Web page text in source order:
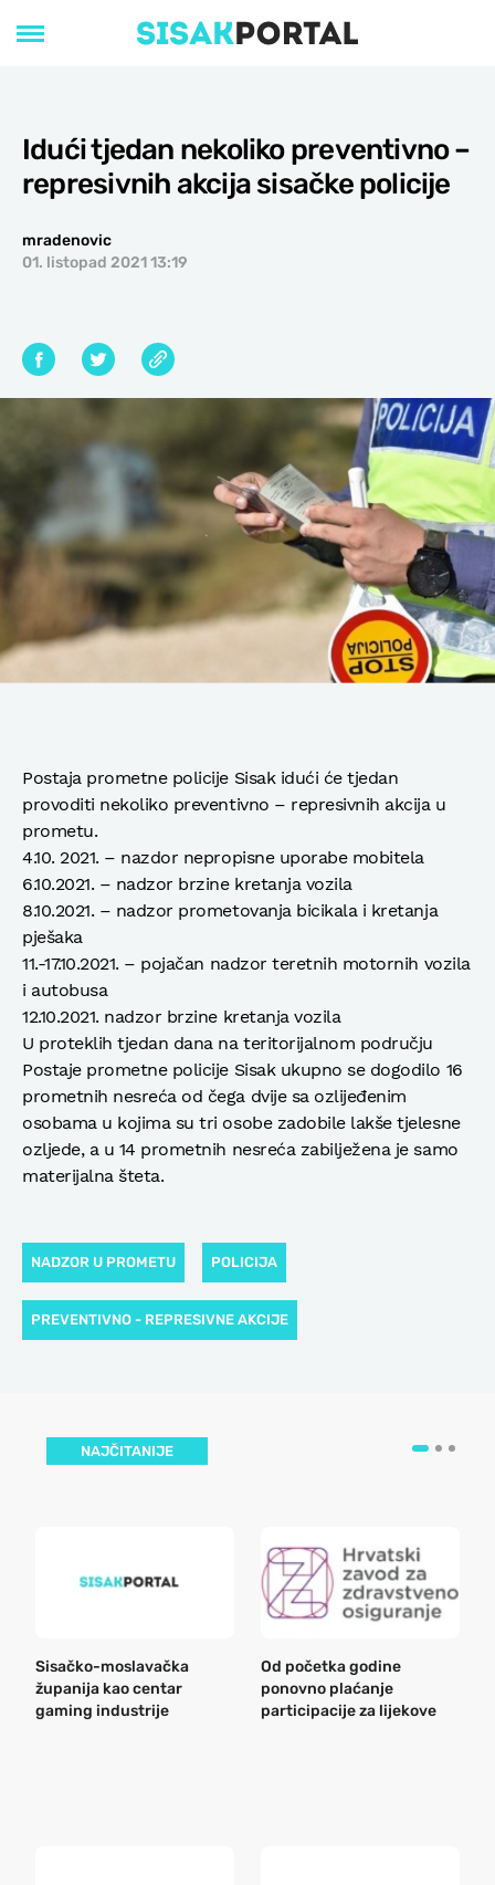
Idući tjedan nekoliko preventivno –
represivnih akcija sisačke policije
mradenovic
01. listopad 2021 13:19
Postaja prometne policije Sisak idući će tjedan
provoditi nekoliko preventivno – represivnih akcija u
prometu.
4.10. 2021. – nazdor nepropisne uporabe mobitela
6.10.2021. – nadzor brzine kretanja vozila
8.10.2021. – nadzor prometovanja bicikala i kretanja
pješaka
11.-17.10.2021. – pojačan nadzor teretnih motornih vozila
i autobusa
12.10.2021. nadzor brzine kretanja vozila
U proteklih tjedan dana na teritorijalnom području
Postaje prometne policije Sisak ukupno se dogodilo 16
prometnih nesreća od čega dvije sa ozlijeđenim
osobama u kojima su tri osobe zadobile lakše tjelesne
ozljede, a u 14 prometnih nesreća zabilježena je samo
materijalna šteta.
NADZOR U PROMETU POLICIJA
PREVENTIVNO - REPRESIVNE AKCIJE
NAJČITANIJE
Sisačko-moslavačka
županija kao centar
gaming industrije
Od početka godine
ponovno plaćanje
participacije za lijekove